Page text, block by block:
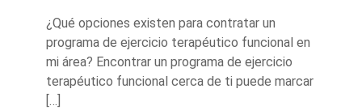
¿Qué opciones existen para contratar un
programa de ejercicio terapéutico funcional en
mi área? Encontrar un programa de ejercicio
terapéutico funcional cerca de ti puede marcar
[…]